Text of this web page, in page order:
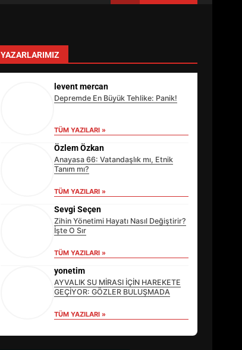
YAZARLARIMIZ
levent mercan
Depremde En Büyük Tehlike: Panik!
TÜM YAZILARI »
Özlem Özkan
Anayasa 66: Vatandaşlık mı, Etnik
Tanım mı?
TÜM YAZILARI »
Sevgi Seçen
Zihin Yönetimi Hayatı Nasıl Değiştirir?
İşte O Sır
TÜM YAZILARI »
yonetim
AYVALIK SU MİRASI İÇİN HAREKETE
GEÇİYOR: GÖZLER BULUŞMADA
TÜM YAZILARI »